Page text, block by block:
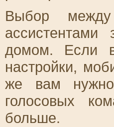
Выбор
домом. Если
настройки,
же вам
голосовых
больше.